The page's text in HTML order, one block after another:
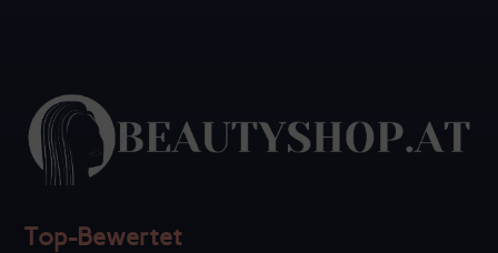
Top-Bewertet